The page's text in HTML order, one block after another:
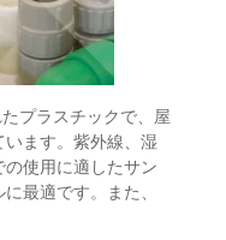
プラスチックで、屋
ます。紫外線、湿
使用に適したサン
最適です。また、